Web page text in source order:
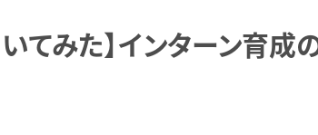
てみた】インターン育成